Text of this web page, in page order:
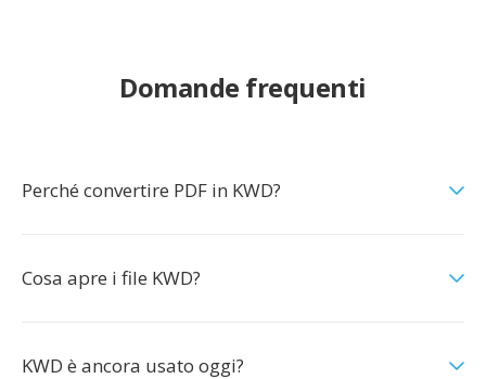
Domande frequenti
Perché convertire PDF in KWD?
Cosa apre i file KWD?
KWD è ancora usato oggi?